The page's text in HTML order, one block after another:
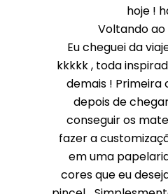
hoje !
Voltando ao
Eu cheguei da
kkkkk , toda
demais ! Primeira
depois de
conseguir os
fazer a
em uma
cores que eu